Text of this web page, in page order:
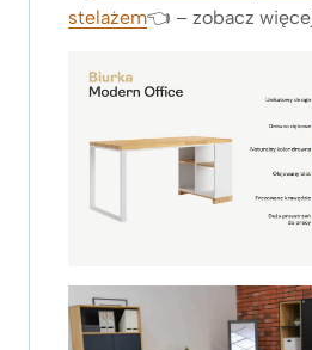
stelażem👈 – zobacz